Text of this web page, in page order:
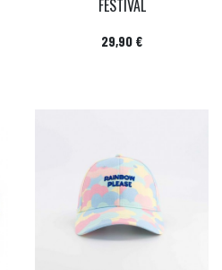
FESTIVAL
Prix
29,90 €